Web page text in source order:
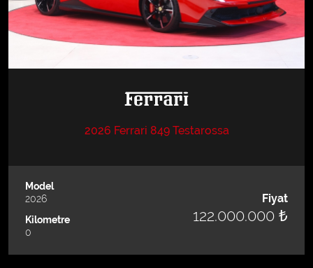
2026 Ferrari 849 Testarossa
Model
2026
Kilometre
0
Fiyat
122.000.000 ₺